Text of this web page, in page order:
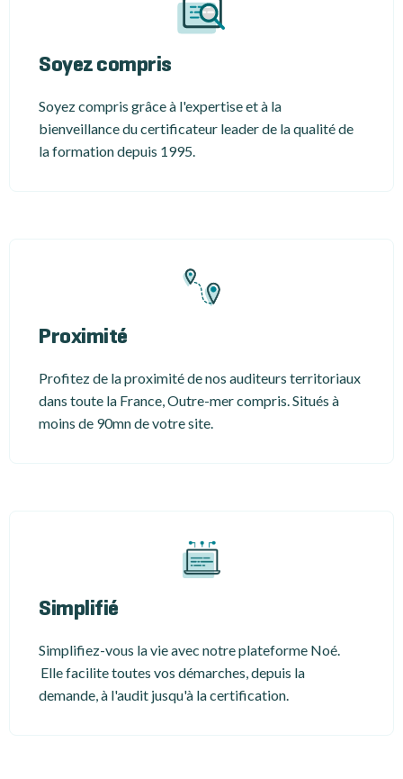
Soyez compris
Soyez compris grâce à l'expertise et à la
bienveillance du certificateur leader de la qualité de
la formation depuis 1995.
Proximité
Profitez de la proximité de nos auditeurs territoriaux
dans toute la France, Outre-mer compris. Situés à
moins de 90mn de votre site.
Simplifié
Simplifiez-vous la vie avec notre plateforme Noé.
Elle facilite toutes vos démarches, depuis la
demande, à l'audit jusqu'à la certification.